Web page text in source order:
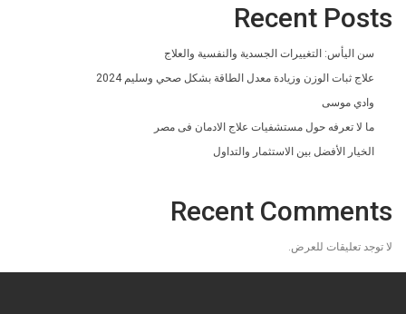
Recent Posts
سن اليأس: التغييرات الجسدية والنفسية والعلاج
علاج ثبات الوزن وزيادة معدل الطاقة بشكل صحي وسليم 2024
وادي موسى
ما لا تعرفه حول مستشفيات علاج الادمان فى مصر
الخيار الأفضل بين الاستثمار والتداول
Recent Comments
لا توجد تعليقات للعرض.